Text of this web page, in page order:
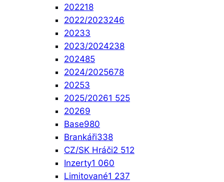
202218
2022/2023246
20233
2023/2024238
202485
2024/2025678
20253
2025/20261 525
20269
Base980
Brankáři338
CZ/SK Hráči2 512
Inzerty1 060
Limitované1 237